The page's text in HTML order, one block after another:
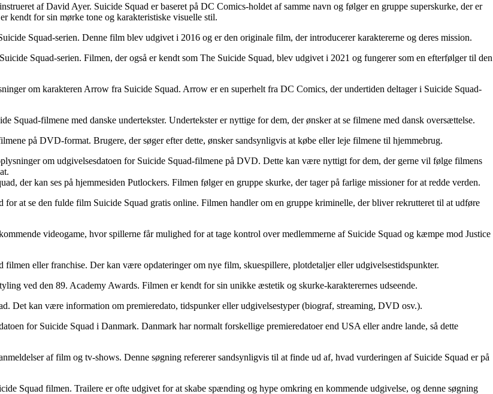
af David Ayer. Suicide Squad er baseret på DC Comics-holdet af samme navn og følger en gruppe superskurke, der er
kendt for sin mørke tone og karakteristiske visuelle stil.
Squad-serien. Denne film blev udgivet i 2016 og er den originale film, der introducerer karaktererne og deres mission.
Squad-serien. Filmen, der også er kendt som The Suicide Squad, blev udgivet i 2021 og fungerer som en efterfølger til den
om karakteren Arrow fra Suicide Squad. Arrow er en superhelt fra DC Comics, der undertiden deltager i Suicide Squad-
Squad-filmene med danske undertekster. Undertekster er nyttige for dem, der ønsker at se filmene med dansk oversættelse.
på DVD-format. Brugere, der søger efter dette, ønsker sandsynligvis at købe eller leje filmene til hjemmebrug.
om udgivelsesdatoen for Suicide Squad-filmene på DVD. Dette kan være nyttigt for dem, der gerne vil følge filmens
der kan ses på hjemmesiden Putlockers. Filmen følger en gruppe skurke, der tager på farlige missioner for at redde verden.
at se den fulde film Suicide Squad gratis online. Filmen handler om en gruppe kriminelle, der bliver rekrutteret til at udføre
videogame, hvor spillerne får mulighed for at tage kontrol over medlemmerne af Suicide Squad og kæmpe mod Justice
eller franchise. Der kan være opdateringer om nye film, skuespillere, plotdetaljer eller udgivelsestidspunkter.
ved den 89. Academy Awards. Filmen er kendt for sin unikke æstetik og skurke-karakterernes udseende.
Det kan være information om premieredato, tidspunker eller udgivelsestyper (biograf, streaming, DVD osv.).
for Suicide Squad i Danmark. Danmark har normalt forskellige premieredatoer end USA eller andre lande, så dette
af film og tv-shows. Denne søgning refererer sandsynligvis til at finde ud af, hvad vurderingen af Suicide Squad er på
Squad filmen. Trailere er ofte udgivet for at skabe spænding og hype omkring en kommende udgivelse, og denne søgning